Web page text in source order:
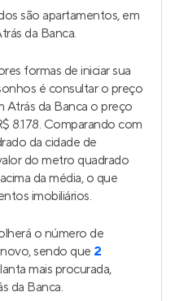
são apartamentos, em
da Banca.
formas de iniciar sua
é consultar o preço
Atrás da Banca o preço
8.178. Comparando com
da cidade de
do metro quadrado
da média, o que
imobiliários.
o número de
sendo que 2
mais procurada,
da Banca.